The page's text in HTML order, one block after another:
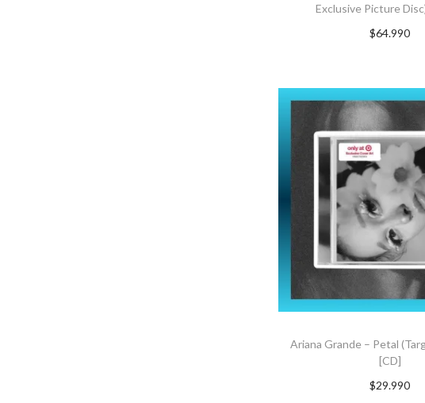
Exclusive Picture
$64.990
Ariana Grande – Petal
[CD]
$29.990